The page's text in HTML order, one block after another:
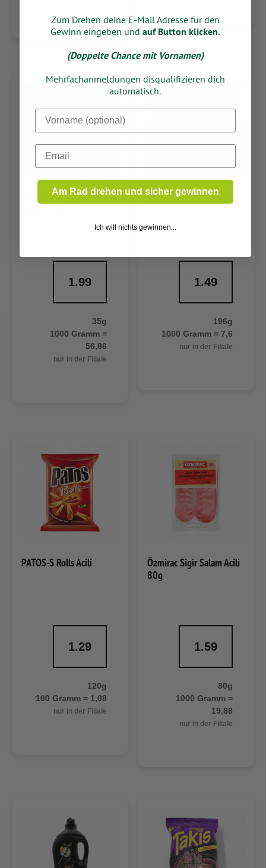
Bebeto Freeze Twist
1.99
35g
1000 Gramm =
56,86
nur in der Filiale
Madeleines Kokosnuss
1.49
196g
1000 Gramm = 7,6
nur in der Filiale
PATOS-S Rolls Acili
1.29
120g
100 Gramm = 1,08
nur in der Filiale
Özmirac Sigir Salam Acili
80g
1.59
80g
1000 Gramm =
19,88
nur in der Filiale
Zum Drehen deine E-Mail Adresse für den
Gewinn eingeben und auf Button klicken.
(Doppelte Chance mit Vornamen)
Mehrfachanmeldungen disqualifizieren dich
automatisch.
Dein Vorname
Email
Am Rad drehen und sicher gewinnen
Ich will nichts gewinnen...